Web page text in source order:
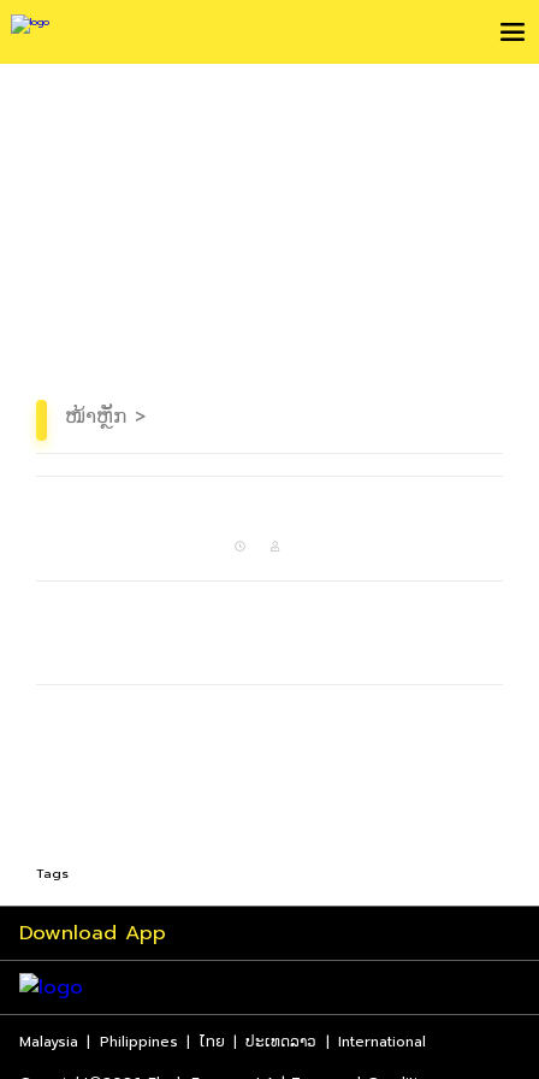
ໜ້າຫຼັກ >
Tags
Download App
Malaysia | Philippines | ไทย | ປະເທດລາວ | International